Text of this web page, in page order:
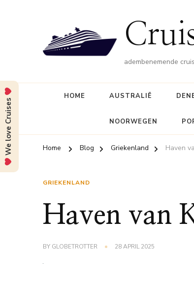
adembenemende
HOME AUSTRALIË
NOORWEGEN
Home Blog Griekenland Haven
GRIEKENLAND
Haven van
BY GLOBETROTTER 28 APRIL 2025
We love Cruises